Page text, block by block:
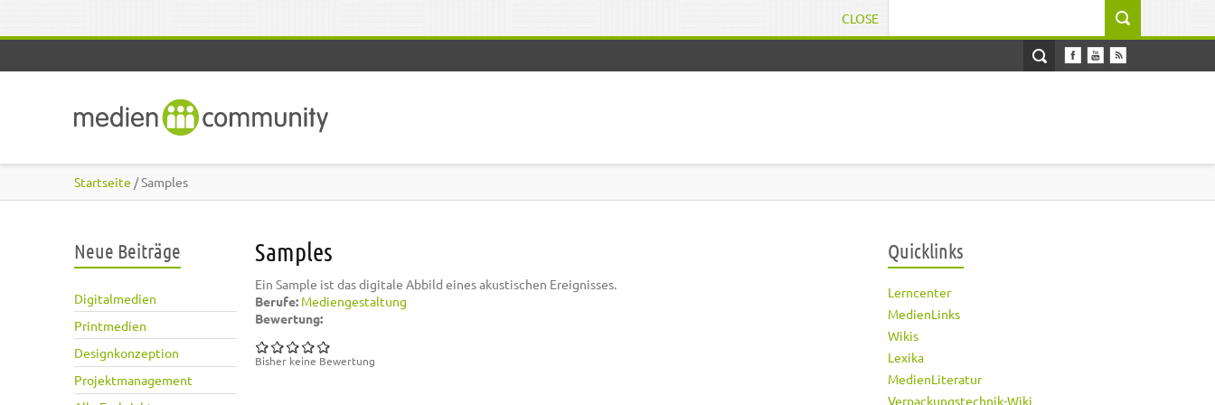
CLOSE
Startseite / Samples
Neue Beiträge
Digitalmedien
Printmedien
Designkonzeption
Projektmanagement
Samples
Ein Sample ist das digitale Abbild eines akustischen Ereignisses.
Berufe: Mediengestaltung
Bewertung:
Bisher keine Bewertung
Quicklinks
Lerncenter
MedienLinks
Wikis
Lexika
MedienLiteratur
Verpackungstechnik-Wiki